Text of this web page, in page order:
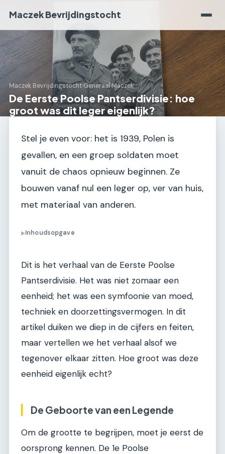
Maczek Bevrijdingstocht
Maczek Bevrijdingstocht›Generaal Maczek
De Eerste Poolse Pantserdivisie: hoe
groot was dit leger eigenlijk?
Stel je even voor: het is 1939, Polen is
gevallen, en een groep soldaten moet
vanuit de chaos opnieuw beginnen. Ze
bouwen vanaf nul een leger op, ver van huis,
met materiaal van anderen.
▶Inhoudsopgave
Dit is het verhaal van de Eerste Poolse
Pantserdivisie. Het was niet zomaar een
eenheid; het was een symfoonie van moed,
techniek en doorzettingsvermogen. In dit
artikel duiken we diep in de cijfers en feiten,
maar vertellen we het verhaal alsof we
tegenover elkaar zitten. Hoe groot was deze
eenheid eigenlijk echt?
De Geboorte van een Legende
Om de grootte te begrijpen, moet je eerst de
oorsprong kennen. De 1e Poolse